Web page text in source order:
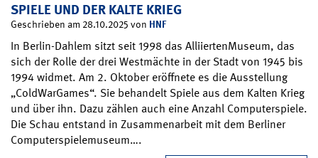
SPIELE UND DER KALTE KRIEG
Geschrieben am 28.10.2025 von HNF
In Berlin-Dahlem sitzt seit 1998 das AlliiertenMuseum, das
sich der Rolle der drei Westmächte in der Stadt von 1945 bis
1994 widmet. Am 2. Oktober eröffnete es die Ausstellung
„ColdWarGames“. Sie behandelt Spiele aus dem Kalten Krieg
und über ihn. Dazu zählen auch eine Anzahl Computerspiele.
Die Schau entstand in Zusammenarbeit mit dem Berliner
Computerspielemuseum….